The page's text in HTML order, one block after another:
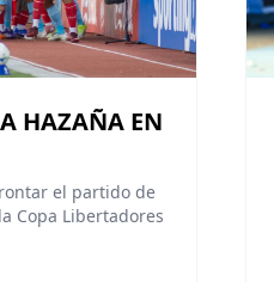
HAZAÑA EN
el partido de
Copa Libertadores